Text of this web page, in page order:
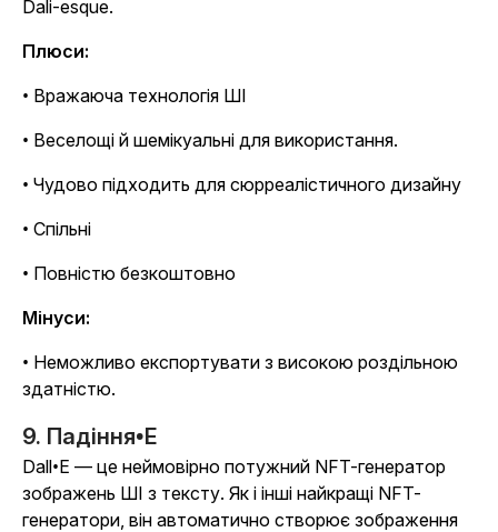
Dali-esque.
Плюси:
• Вражаюча технологія ШІ
• Веселощі й шемікуальні для використання.
• Чудово підходить для сюрреалістичного дизайну
• Спільні
• Повністю безкоштовно
Мінуси:
• Неможливо експортувати з високою роздільною
здатністю.
9. Падіння•E
Dall•E — це неймовірно потужний NFT-генератор
зображень ШІ з тексту. Як і інші найкращі NFT-
генератори, він автоматично створює зображення